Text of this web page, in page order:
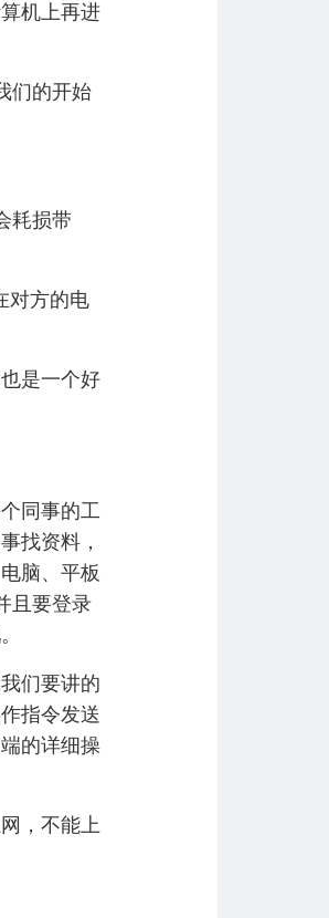
机上再进
们的开始
耗损带
对方的电
是一个好
同事的工
找资料，
脑、平板
且要登录
们要讲的
指令发送
的详细操
，不能上